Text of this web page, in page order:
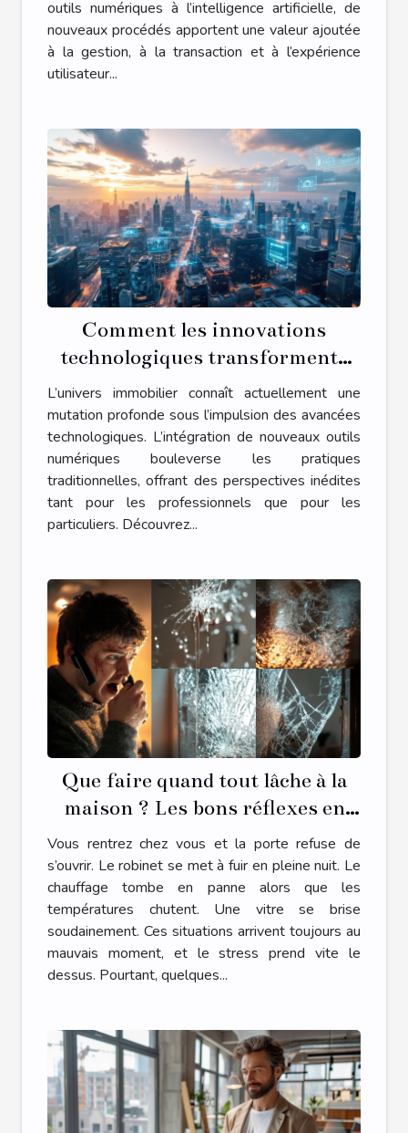
outils numériques à l’intelligence artificielle, de
nouveaux procédés apportent une valeur ajoutée
à la gestion, à la transaction et à l’expérience
utilisateur...
Comment les innovations
technologiques transforment-
elles le secteur immobilier ?
L’univers immobilier connaît actuellement une
mutation profonde sous l’impulsion des avancées
technologiques. L’intégration de nouveaux outils
numériques bouleverse les pratiques
traditionnelles, offrant des perspectives inédites
tant pour les professionnels que pour les
particuliers. Découvrez...
Que faire quand tout lâche à la
maison ? Les bons réflexes en
cas d’urgence plomberie,
serrurerie, chauffage ou vitrerie
Vous rentrez chez vous et la porte refuse de
s’ouvrir. Le robinet se met à fuir en pleine nuit. Le
chauffage tombe en panne alors que les
températures chutent. Une vitre se brise
soudainement. Ces situations arrivent toujours au
mauvais moment, et le stress prend vite le
dessus. Pourtant, quelques...